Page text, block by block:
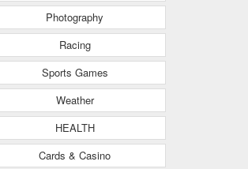
Photography
Racing
Sports Games
Weather
HEALTH
Cards & Casino